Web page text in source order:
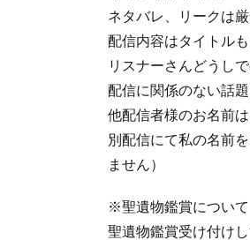
ネタバレ、リークは厳
配信内容はタイトル
リスナーさんどうし
配信に関係のない話
他配信者様のお名前
別配信にて私の名前
ません）
※聖遺物鑑賞について
聖遺物鑑賞受け付け